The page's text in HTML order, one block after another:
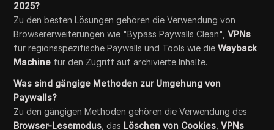
2025?
Zu den besten Lösungen gehören die Verwendung von
Browsererweiterungen wie "Bypass Paywalls Clean",VPNs
für regionsspezifische Paywalls und Tools wie dieWayback
Machine für den Zugriff auf archivierte Inhalte.
Was sind gängige Methoden zur Umgehung von
Paywalls?
Zu den gängigen Methoden gehören die Verwendung des
Browser-Lesemodus , das Löschen von Cookies ,VPNs